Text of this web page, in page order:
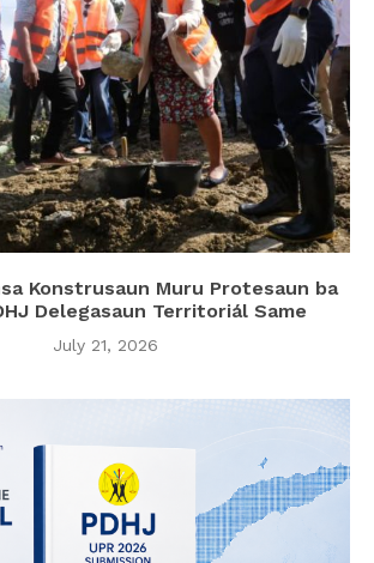
Konstrusaun Muru Protesaun ba
Delegasaun Territoriál Same
July 21, 2026